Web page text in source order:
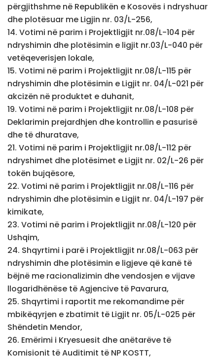
përgjithshme në Republikën e Kosovës i ndryshuar
dhe plotësuar me Ligjin nr. 03/L-256,
14. Votimi në parim i Projektligjit nr.08/L-104 për
ndryshimin dhe plotësimin e ligjit nr.03/L-040 për
vetëqeverisjen lokale,
15. Votimi në parim i Projektligjit nr.08/L-115 për
ndryshimin dhe plotësimin e Ligjit nr. 04/L-021 për
akcizën në produktet e duhanit,
19. Votimi në parim i Projektligjit nr.08/L-108 për
Deklarimin prejardhjen dhe kontrollin e pasurisë
dhe të dhuratave,
21. Votimi në parim i Projektligjit nr.08/L-112 për
ndryshimet dhe plotësimet e Ligjit nr. 02/L-26 për
tokën bujqësore,
22. Votimi në parim i Projektligjit nr.08/L-116 për
ndryshimin dhe plotësimin e Ligjit nr. 04/L-197 për
kimikate,
23. Votimi në parim i Projektligjit nr.08/L-120 për
Ushqim,
24. Shqyrtimi i parë i Projektligjit nr.08/L-063 për
ndryshimin dhe plotësimin e ligjeve që kanë të
bëjnë me racionalizimin dhe vendosjen e vijave
llogaridhënëse të Agjencive të Pavarura,
25. Shqyrtimi i raportit me rekomandime për
mbikëqyrjen e zbatimit të Ligjit nr. 05/L-025 për
Shëndetin Mendor,
26. Emërimi i Kryesuesit dhe anëtarëve të
Komisionit të Auditimit të NP KOSTT,